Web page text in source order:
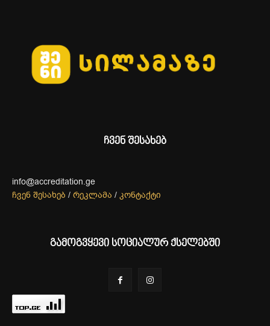
ჩვენ შესახებ
info@accreditation.ge
ჩვენ შესახებ / რეკლამა / კონტაქტი
გამოგვყევი სოციალურ ქსელებში